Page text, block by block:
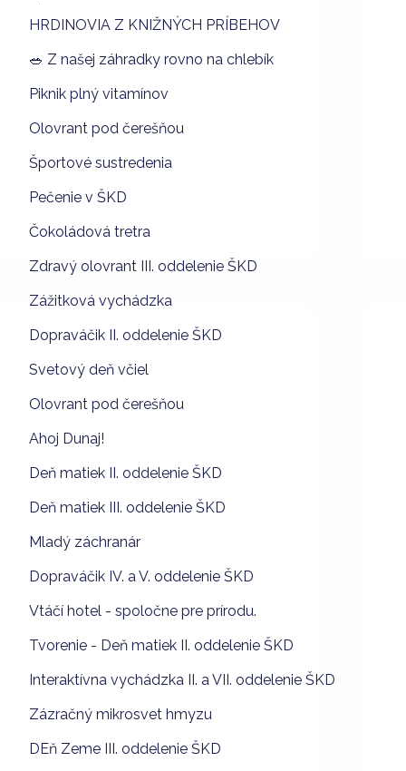
HRDINOVIA Z KNIŽNÝCH PRÍBEHOV
🥗 Z našej záhradky rovno na chlebík
Piknik plný vitamínov
Olovrant pod čerešňou
Športové sustredenia
Pečenie v ŠKD
Čokoládová tretra
Zdravý olovrant III. oddelenie ŠKD
Zážitková vychádzka
Dopraváčik II. oddelenie ŠKD
Svetový deň včiel
Olovrant pod čerešňou
Ahoj Dunaj!
Deň matiek II. oddelenie ŠKD
Deň matiek III. oddelenie ŠKD
Mladý záchranár
Dopraváčik IV. a V. oddelenie ŠKD
Vtáčí hotel - spoločne pre prírodu.
Tvorenie - Deň matiek II. oddelenie ŠKD
Interaktívna vychádzka II. a VII. oddelenie ŠKD
Zázračný mikrosvet hmyzu
DEň Zeme III. oddelenie ŠKD